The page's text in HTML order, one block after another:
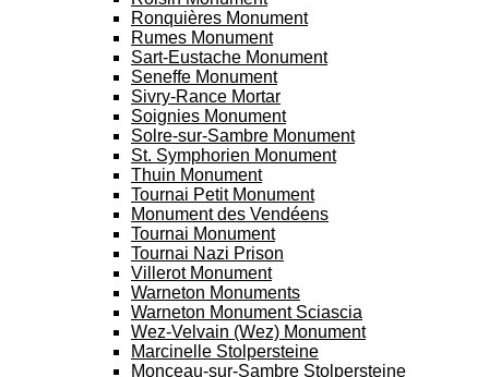
Ronquières Monument
Rumes Monument
Sart-Eustache Monument
Seneffe Monument
Sivry-Rance Mortar
Soignies Monument
Solre-sur-Sambre Monument
St. Symphorien Monument
Thuin Monument
Tournai Petit Monument
Monument des Vendéens
Tournai Monument
Tournai Nazi Prison
Villerot Monument
Warneton Monuments
Warneton Monument Sciascia
Wez-Velvain (Wez) Monument
Marcinelle Stolpersteine
Monceau-sur-Sambre Stolpersteine